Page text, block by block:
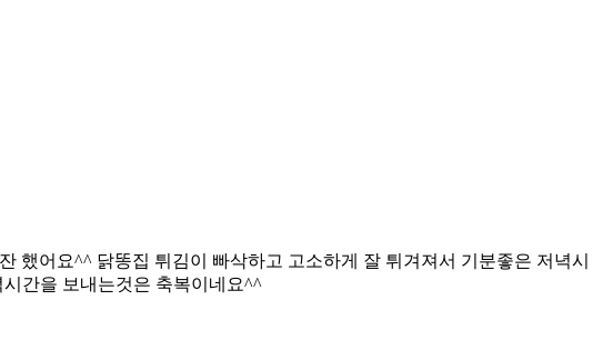
어요^^ 닭똥집 튀김이 빠삭하고 고소하게 잘 튀겨져서 기분좋은 저녁시
간을 보내는것은 축복이네요^^